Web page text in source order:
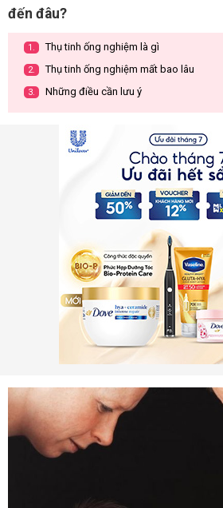
đến đâu?
1. Thụ tinh ống nghiệm là gì
2. Thụ tinh ống nghiệm mất bao lâu
3. Những điều cần lưu ý